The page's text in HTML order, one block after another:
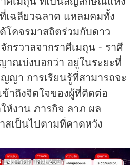
ฉลียวฉลาด แหลมคมทั้ง
โคจรมาสถิตร่วมกับดาว
รวาลจากราศีเมถุน - ราศี
ณบ่งบอกว่า อยู่ในระยะที่
ญา การเรียนรู้ที่สามารถจะ
ข้าถึงจิตใจของผู้ที่ติดต่อ
ห้งาน ภารกิจ ลาภ ผล
เป็นไปตามที่คาดหวัง